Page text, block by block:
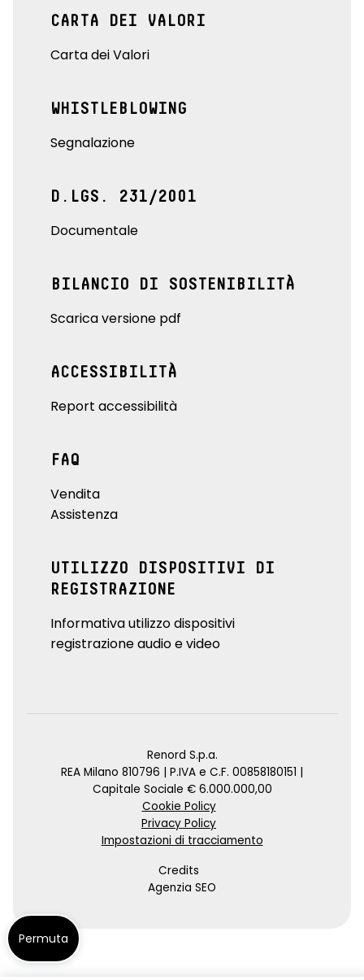
CARTA DEI VALORI
Carta dei Valori
WHISTLEBLOWING
Segnalazione
D.LGS. 231/2001
Documentale
BILANCIO DI SOSTENIBILITÀ
Scarica versione pdf
ACCESSIBILITÀ
Report accessibilità
FAQ
Vendita
Assistenza
UTILIZZO DISPOSITIVI DI
REGISTRAZIONE
Informativa utilizzo dispositivi
registrazione audio e video
Renord S.p.a.
REA Milano 810796 | P.IVA e C.F. 00858180151 |
Capitale Sociale € 6.000.000,00
Cookie Policy
Privacy Policy
Impostazioni di tracciamento
Credits
Agenzia SEO
Permuta